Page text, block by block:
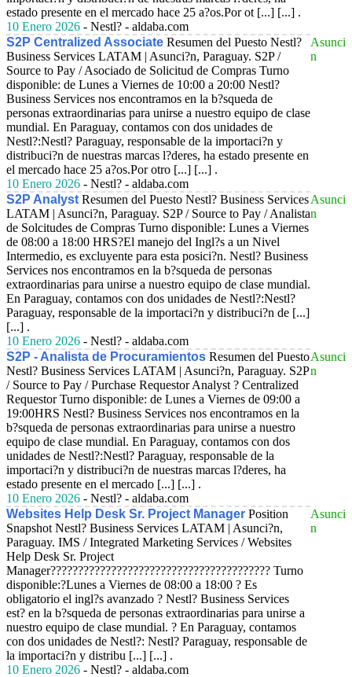
estado presente en el mercado hace 25 a?os.Por ot [...] [...] .
10 Enero 2026 - Nestl? - aldaba.com
S2P Centralized Associate Resumen del Puesto Nestl?
Business Services LATAM | Asunci?n, Paraguay. S2P /
Source to Pay / Asociado de Solicitud de Compras Turno
disponible: de Lunes a Viernes de 10:00 a 20:00 Nestl?
Business Services nos encontramos en la b?squeda de
personas extraordinarias para unirse a nuestro equipo de clase
mundial. En Paraguay, contamos con dos unidades de
Nestl?:Nestl? Paraguay, responsable de la importaci?n y
distribuci?n de nuestras marcas l?deres, ha estado presente en
el mercado hace 25 a?os.Por otro [...] [...] .
10 Enero 2026 - Nestl? - aldaba.com
Asunci
n
S2P Analyst Resumen del Puesto Nestl? Business Services
LATAM | Asunci?n, Paraguay. S2P / Source to Pay / Analista
de Solcitudes de Compras Turno disponible: Lunes a Viernes
de 08:00 a 18:00 HRS?El manejo del Ingl?s a un Nivel
Intermedio, es excluyente para esta posici?n. Nestl? Business
Services nos encontramos en la b?squeda de personas
extraordinarias para unirse a nuestro equipo de clase mundial.
En Paraguay, contamos con dos unidades de Nestl?:Nestl?
Paraguay, responsable de la importaci?n y distribuci?n de [...]
[...] .
10 Enero 2026 - Nestl? - aldaba.com
Asunci
n
S2P - Analista de Procuramientos Resumen del Puesto
Nestl? Business Services LATAM | Asunci?n, Paraguay. S2P
/ Source to Pay / Purchase Requestor Analyst ? Centralized
Requestor Turno disponible: de Lunes a Viernes de 09:00 a
19:00HRS Nestl? Business Services nos encontramos en la
b?squeda de personas extraordinarias para unirse a nuestro
equipo de clase mundial. En Paraguay, contamos con dos
unidades de Nestl?:Nestl? Paraguay, responsable de la
importaci?n y distribuci?n de nuestras marcas l?deres, ha
estado presente en el mercado [...] [...] .
10 Enero 2026 - Nestl? - aldaba.com
Asunci
n
Websites Help Desk Sr. Project Manager Position
Snapshot Nestl? Business Services LATAM | Asunci?n,
Paraguay. IMS / Integrated Marketing Services / Websites
Help Desk Sr. Project
Manager???????????????????????????????????????? Turno
disponible:?Lunes a Viernes de 08:00 a 18:00 ? Es
obligatorio el ingl?s avanzado ? Nestl? Business Services
est? en la b?squeda de personas extraordinarias para unirse a
nuestro equipo de clase mundial. ? En Paraguay, contamos
con dos unidades de Nestl?: Nestl? Paraguay, responsable de
la importaci?n y distribu [...] [...] .
10 Enero 2026 - Nestl? - aldaba.com
Asunci
n